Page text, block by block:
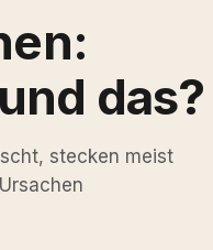
das?
stecken meist